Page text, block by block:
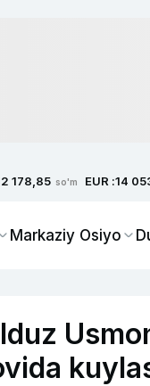
178,85 so'm EUR :14
Markaziy Osiyo